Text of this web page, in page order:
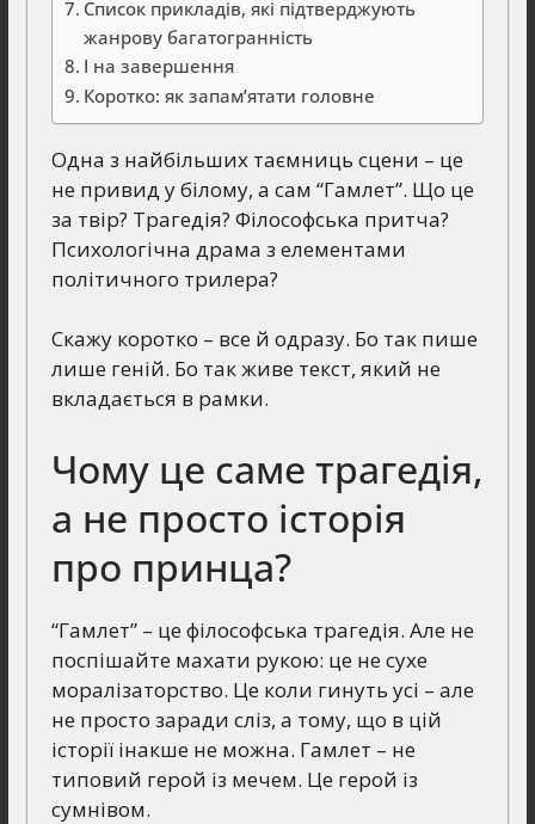
Список прикладів, які підтверджують
жанрову багатогранність
І на завершення
Коротко: як запам’ятати головне
Одна з найбільших таємниць сцени – це
не привид у білому, а сам “Гамлет”. Що це
за твір? Трагедія? Філософська притча?
Психологічна драма з елементами
політичного трилера?
Скажу коротко – все й одразу. Бо так пише
лише геній. Бо так живе текст, який не
вкладається в рамки.
Чому це саме трагедія,
а не просто історія
про принца?
“Гамлет” – це філософська трагедія. Але не
поспішайте махати рукою: це не сухе
моралізаторство. Це коли гинуть усі – але
не просто заради сліз, а тому, що в цій
історії інакше не можна. Гамлет – не
типовий герой із мечем. Це герой із
сумнівом.